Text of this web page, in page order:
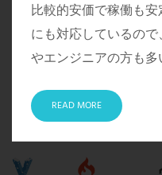
比較的安価で稼働も
にも対応しているの
やエンジニアの方も多
READ MORE